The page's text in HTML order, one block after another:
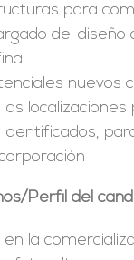
para
del diseño
nuevos
identificados,
Perfil del
en la